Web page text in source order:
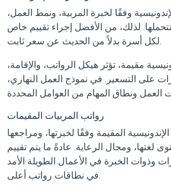
وفقًا لخبرة المربية، ونمط العمل،
لذلك، من الأفضل إجراء تقييم خاص
لكل أسرة بدلاً من الحديث عن سعر ثابت.
مقيمة، تؤثر هيكل الرواتب، والإقامة،
على التسعير. في نموذج العمل النهاري،
رواتب المربيات المقيمات
المقيمة وفقًا لخبرتها، ومراجعها
لغتها، ومجال الرعاية. عادةً ما يتم تقييم
وذوات الخبرة في الأعمال الطويلة الأمد
في نطاقات رواتب أعلى.